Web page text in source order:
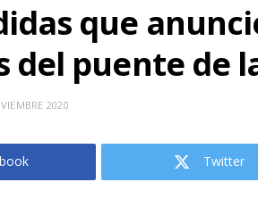
que
del puente de
2020
Twitter